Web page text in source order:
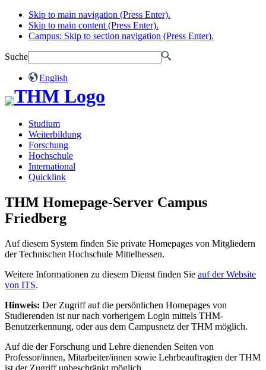
Skip to main navigation (Press Enter).
Skip to main content (Press Enter).
Campus: Skip to section navigation (Press Enter).
Suche
English
Studium
Weiterbildung
Forschung
Hochschule
International
Quicklink
THM Homepage-Server Campus
Friedberg
Auf diesem System finden Sie private Homepages von Mitgliedern
der Technischen Hochschule Mittelhessen.
Weitere Informationen zu diesem Dienst finden Sie auf der Website
von ITS.
Hinweis: Der Zugriff auf die persönlichen Homepages von
Studierenden ist nur nach vorherigem Login mittels THM-
Benutzerkennung, oder aus dem Campusnetz der THM möglich.
Auf die der Forschung und Lehre dienenden Seiten von
Professor/innen, Mitarbeiter/innen sowie Lehrbeauftragten der THM
ist der Zugriff unbeschränkt möglich.